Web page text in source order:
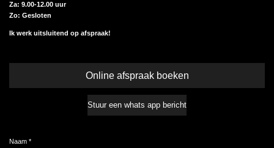
Za: 9.00-12.00 uur
Zo: Gesloten
Ik werk uitsluitend op afspraak!
Online afspraak boeken
Stuur een whats app bericht
Naam *